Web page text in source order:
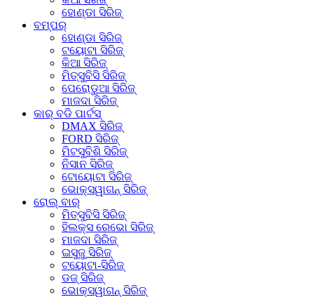
ହୋଣ୍ଡା ସିରିଜ୍
ବମ୍ପର୍
ହୋଣ୍ଡା ସିରିଜ୍
ଟୟୋଟା ସିରିଜ୍
କିଆ ସିରିଜ୍
ମିତ୍ସୁବିସି ସିରିଜ୍
ପେରୋଡୁଆ ସିରିଜ୍
ମାଜଦା ସିରିଜ୍
କାର୍ ବଡି ପାର୍ଟସ୍
DMAX ସିରିଜ୍
FORD ସିରିଜ୍
ମିଟସୁବିଶି ସିରିଜ୍
ନିସାନ ସିରିଜ୍
ଟୋୟୋଟା ସିରିଜ୍
ଭୋକ୍ସୱାଗନ୍ ସିରିଜ୍
ରୋଲ୍ ବାର୍
ମିତ୍ସୁବିସି ସିରିଜ୍
ହିଲକ୍ସ ରେଭୋ ସିରିଜ୍
ମାଜଦା ସିରିଜ୍
ଇସୁଜୁ ସିରିଜ୍
ଟୟୋଟା-ସିରିଜ୍
ଡଜ୍ ସିରିଜ୍
ଭୋକ୍ସୱାଗନ୍ ସିରିଜ୍